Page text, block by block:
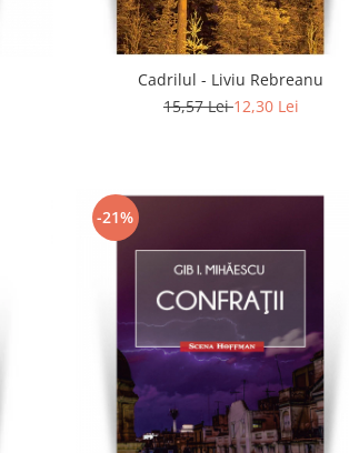
Cadrilul - Liviu Rebreanu
15,57 Lei12,30 Lei
-21%